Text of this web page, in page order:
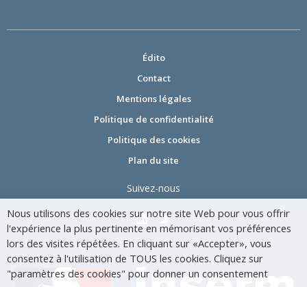
Édito
Contact
Mentions légales
Politique de confidentialité
Politique des cookies
Plan du site
Suivez-nous
Nous utilisons des cookies sur notre site Web pour vous offrir
l'expérience la plus pertinente en mémorisant vos préférences
lors des visites répétées. En cliquant sur «Accepter», vous
consentez à l'utilisation de TOUS les cookies. Cliquez sur
"paramètres des cookies" pour donner un consentement